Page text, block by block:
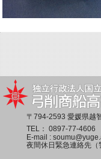
〒794-2593 愛媛県越
TEL： 0897-77-4606
E-mail :
夜間休日緊急連絡先（